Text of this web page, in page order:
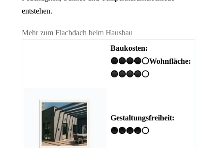
entstehen.
Mehr zum Flachdach beim Hausbau
Baukosten:
🔵🔵🔵🔵⚪Wohnfläche:
🔵🔵🔵🔵⚪
Gestaltungsfreiheit:
🔵🔵🔵🔵⚪